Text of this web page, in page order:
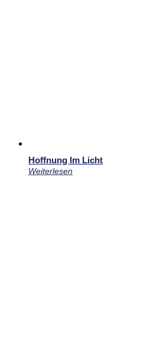
Hoffnung Im Licht
Weiterlesen